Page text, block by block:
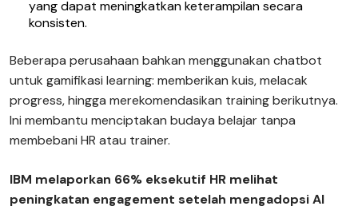
yang dapat meningkatkan keterampilan secara
konsisten.
Beberapa perusahaan bahkan menggunakan chatbot
untuk gamifikasi learning: memberikan kuis, melacak
progress, hingga merekomendasikan training berikutnya.
Ini membantu menciptakan budaya belajar tanpa
membebani HR atau trainer.
IBM melaporkan 66% eksekutif HR melihat
peningkatan engagement setelah mengadopsi AI